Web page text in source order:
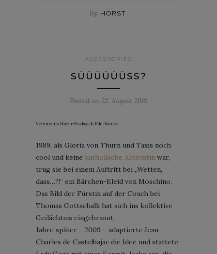
By HORST
ACCESSORIES
SÜÜÜÜÜÜSS?
Posted on 22. August 2019
Vetements Bären-Rucksack; Bild: Ssense
1989, als Gloria von Thurn und Taxis noch
cool und keine katholische Aktivistin war,
trug sie bei einem Auftritt bei „Wetten,
dass…?!“ ein Bärchen-Kleid von Moschino.
Das Bild der Fürstin auf der Couch bei
Thomas Gottschalk hat sich ins kollektive
Gedächtnis eingebrannt.
Jahre später – 2009 – adaptierte Jean-
Charles de Castelbajac die Idee und stattete